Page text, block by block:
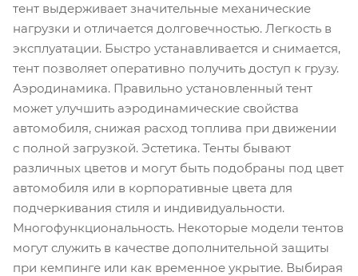
тент выдерживает значительные механические
нагрузки и отличается долговечностью. Легкость в
эксплуатации. Быстро устанавливается и снимается,
тент позволяет оперативно получить доступ к грузу.
Аэродинамика. Правильно установленный тент
может улучшить аэродинамические свойства
автомобиля, снижая расход топлива при движении
с полной загрузкой. Эстетика. Тенты бывают
различных цветов и могут быть подобраны под цвет
автомобиля или в корпоративные цвета для
подчеркивания стиля и индивидуальности.
Многофункциональность. Некоторые модели тентов
могут служить в качестве дополнительной защиты
при кемпинге или как временное укрытие. Выбирая